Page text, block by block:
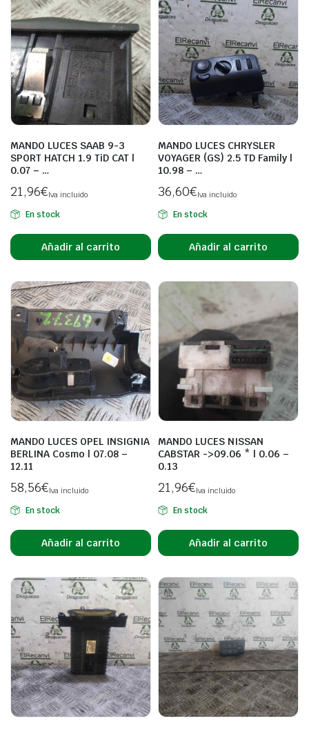
MANDO LUCES SAAB 9-3
SPORT HATCH 1.9 TiD CAT |
0.07 – …
21,96€Iva incluido
En stock
Añadir al carrito
MANDO LUCES CHRYSLER
VOYAGER (GS) 2.5 TD Family |
10.98 – …
36,60€Iva incluido
En stock
Añadir al carrito
MANDO LUCES OPEL INSIGNIA
BERLINA Cosmo | 07.08 –
12.11
58,56€Iva incluido
En stock
Añadir al carrito
MANDO LUCES NISSAN
CABSTAR ->09.06 * | 0.06 –
0.13
21,96€Iva incluido
En stock
Añadir al carrito